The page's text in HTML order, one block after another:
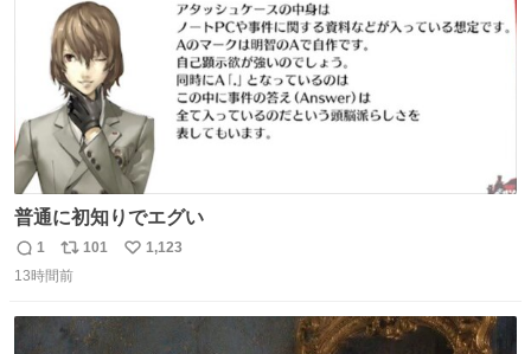
普通に初知りでエグい
返
信
1
リ
ポ
ト
101
い
1,123
13時間前